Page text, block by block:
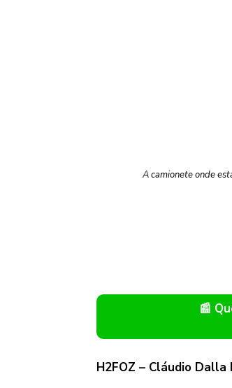
A camionete onde
📰
H2FOZ – Cláudio